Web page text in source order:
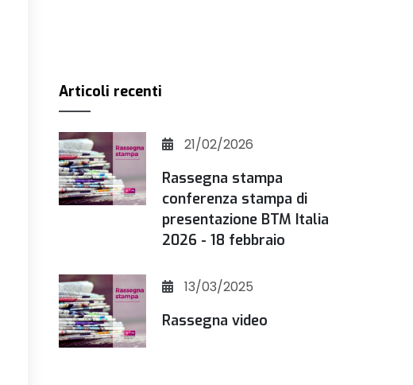
Articoli recenti
21/02/2026
Rassegna stampa
conferenza stampa di
presentazione BTM Italia
2026 - 18 febbraio
13/03/2025
Rassegna video